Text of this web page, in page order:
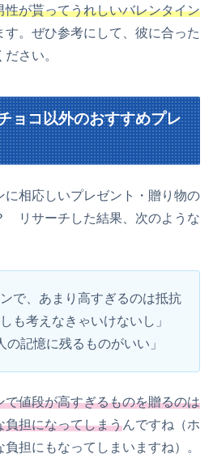
性が貰ってうれしいバレンタイン
す。ぜひ参考にして、彼に合った
さい。
ョコ以外のおすすめプレ
に相応しいプレゼント・贈り物の
リサーチした結果、次のような
ンで、あまり高すぎるのは抵抗
も考えなきゃいけないし」
の記憶に残るものがいい」
で値段が高すぎるものを贈るのは
負担になってしまうんですね（ホ
担にもなってしまいますね）。